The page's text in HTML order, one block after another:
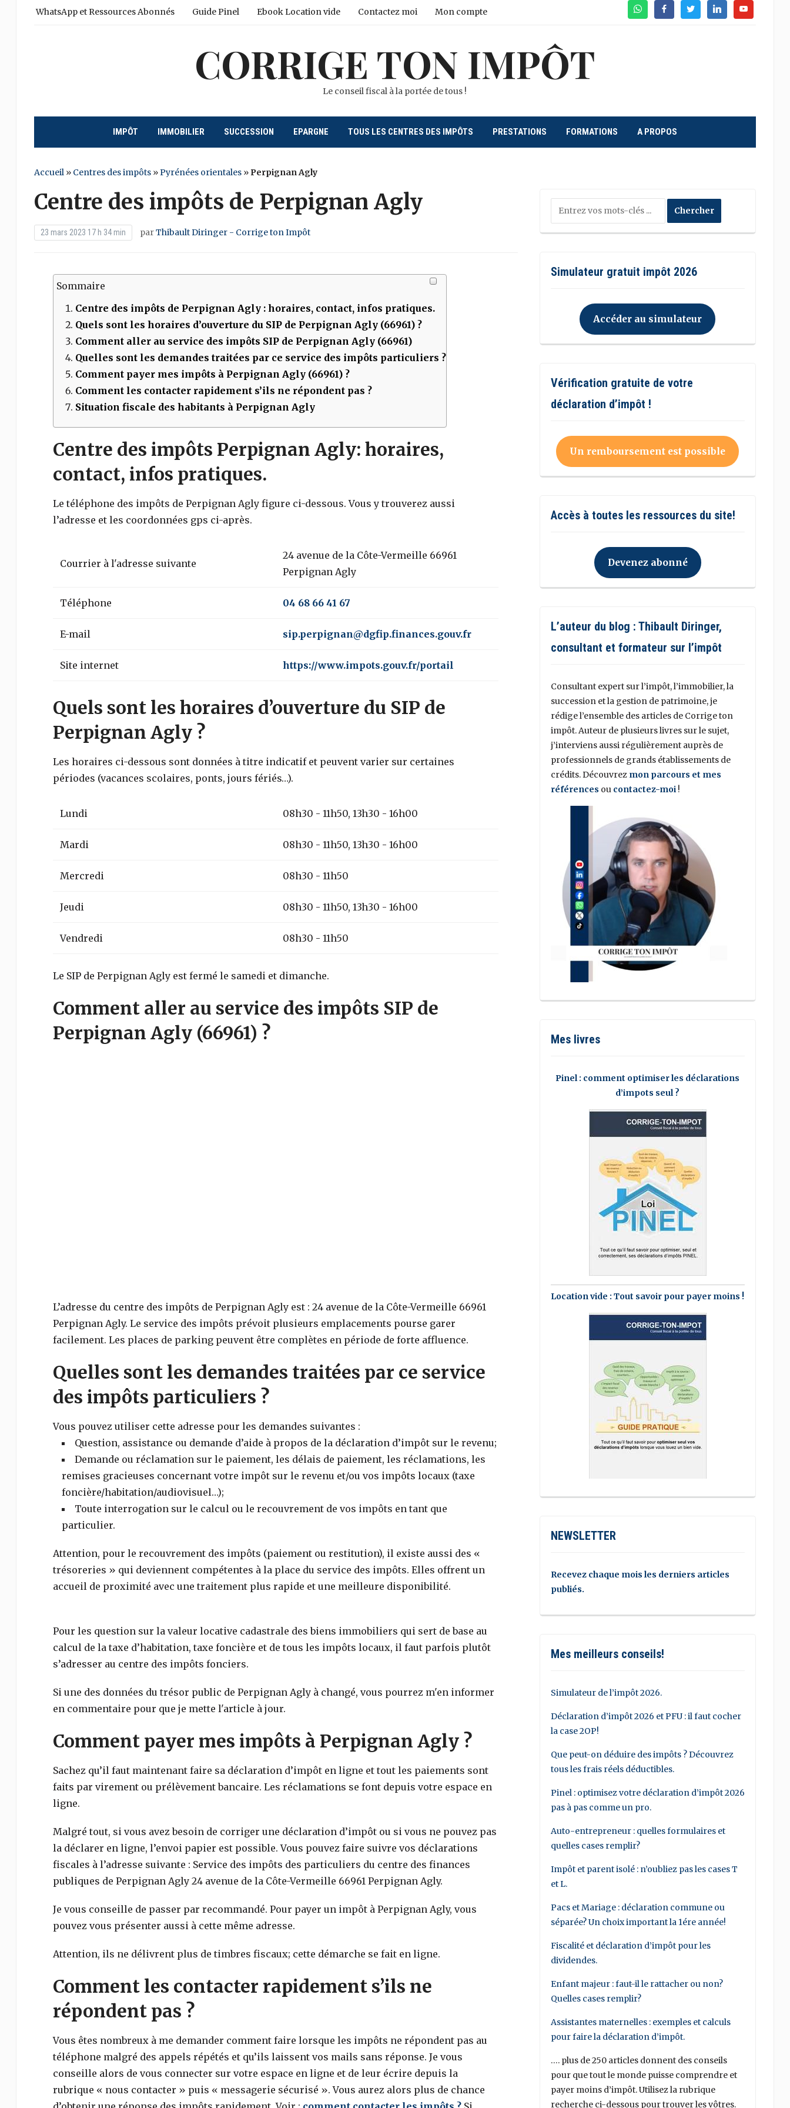
WhatsAppFacebookTwitterLinkedinYoutube
WhatsApp et Ressources Abonnés Guide Pinel Ebook Location vide Contactez moi Mon compte
CORRIGE TON IMPÔT
Le conseil fiscal à la portée de tous !
IMPÔT IMMOBILIER SUCCESSION EPARGNE TOUS LES CENTRES DES IMPÔTS PRESTATIONS FORMATIONS A PROPOS
Accueil» Centres des impôts»Pyrénées orientales» Perpignan Agly
Centre des impôts de Perpignan Agly
23 mars 2023 17 h 34 min parThibault Diringer - Corrige ton Impôt
Sommaire
Centre des impôts de Perpignan Agly: horaires, contact, infos pratiques.
Quels sont les horaires d’ouverture du SIP de Perpignan Agly (66961)?
Comment aller au service des impôts SIP de Perpignan Agly (66961)
Quelles sont les demandes traitées par ce service des impôts particuliers ?
Comment payer mes impôts à Perpignan Agly (66961)?
Comment les contacter rapidement s’ils ne répondent pas ?
Situation fiscale des habitants à Perpignan Agly
Centre des impôts Perpignan Agly: horaires,
contact, infos pratiques.
Le téléphone des impôts de Perpignan Agly figure ci-dessous. Vous y trouverez aussi
l’adresse et les coordonnées gps ci-après.
Courrier à l'adresse suivante
24 avenue de la Côte-Vermeille 66961
Perpignan Agly
Téléphone 04 68 66 41 67
E-mail sip.perpignan@dgfip.finances.gouv.fr
Site internet https://www.impots.gouv.fr/portail
Quels sont les horaires d’ouverture du SIP de
Perpignan Agly ?
Les horaires ci-dessous sont données à titre indicatif et peuvent varier sur certaines
périodes (vacances scolaires, ponts, jours fériés…).
Lundi 08h30 - 11h50, 13h30 - 16h00
Mardi 08h30 - 11h50, 13h30 - 16h00
Mercredi 08h30 - 11h50
Jeudi 08h30 - 11h50, 13h30 - 16h00
Vendredi 08h30 - 11h50
Le SIP de Perpignan Agly est fermé le samedi et dimanche.
Comment aller au service des impôts SIP de
Perpignan Agly (66961) ?
L’adresse du centre des impôts de Perpignan Agly est : 24 avenue de la Côte-Vermeille 66961
Perpignan Agly. Le service des impôts prévoit plusieurs emplacements pourse garer
facilement. Les places de parking peuvent être complètes en période de forte affluence.
Quelles sont les demandes traitées par ce service
des impôts particuliers ?
Vous pouvez utiliser cette adresse pour les demandes suivantes :
Question, assistance ou demande d’aide à propos de la déclaration d’impôt sur le revenu;
Demande ou réclamation sur le paiement, les délais de paiement, les réclamations, les
remises gracieuses concernant votre impôt sur le revenu et/ou vos impôts locaux (taxe
foncière/habitation/audiovisuel…);
Toute interrogation sur le calcul ou le recouvrement de vos impôts en tant que
particulier.
Attention, pour le recouvrement des impôts (paiement ou restitution), il existe aussi des «
trésoreries » qui deviennent compétentes à la place du service des impôts. Elles offrent un
accueil de proximité avec une traitement plus rapide et une meilleure disponibilité.
Pour les question sur la valeur locative cadastrale des biens immobiliers qui sert de base au
calcul de la taxe d’habitation, taxe foncière et de tous les impôts locaux, il faut parfois plutôt
s’adresser au centre des impôts fonciers.
Si une des données du trésor public de Perpignan Aglyà changé, vous pourrez m'en informer
en commentaire pour que je mette l'article à jour.
Comment payer mes impôts à Perpignan Agly ?
Sachez qu’il faut maintenant faire sa déclaration d’impôt en ligne et tout les paiements sont
faits par virement ou prélèvement bancaire. Les réclamations se font depuis votre espace en
ligne.
Malgré tout, si vous avez besoin de corriger une déclaration d’impôt ou si vous ne pouvez pas
la déclarer en ligne, l’envoi papier est possible. Vous pouvez faire suivre vos déclarations
fiscales à l’adresse suivante : Service des impôts des particuliers du centre des finances
publiques de Perpignan Agly 24 avenue de la Côte-Vermeille 66961 Perpignan Agly.
Je vous conseille de passer par recommandé. Pour payer un impôt à Perpignan Agly, vous
pouvez vous présenter aussi à cette même adresse.
Attention, ils ne délivrent plus de timbres fiscaux; cette démarche se fait en ligne.
Comment les contacter rapidement s’ils ne
répondent pas ?
Vous êtes nombreux à me demander comment faire lorsque les impôts ne répondent pas au
téléphone malgré des appels répétés et qu’ils laissent vos mails sans réponse. Je vous
conseille alors de vous connecter sur votre espace en ligne et de leur écrire depuis la
rubrique « nous contacter » puis « messagerie sécurisé ». Vous aurez alors plus de chance
Simulateur gratuit impôt 2026
Accéder au simulateur
Vérification gratuite de votre
déclaration d’impôt !
Un remboursement est possible
Accès à toutes les ressources du site!
Devenez abonné
L’auteur du blog : Thibault Diringer,
consultant et formateur sur l’impôt
Consultant expert sur l’impôt, l’immobilier, la
succession et la gestion de patrimoine, je
rédige l’ensemble des articles de Corrige ton
impôt. Auteur de plusieurs livres sur le sujet,
j’interviens aussi régulièrement auprès de
professionnels de grands établissements de
crédits. Découvrez mon parcours et mes
références ou contactez-moi!
Mes livres
Pinel : comment optimiser les déclarations
d’impots seul ?
Location vide : Tout savoir pour payer moins !
NEWSLETTER
Recevez chaque mois les derniers articles
publiés.
Mes meilleurs conseils!
Simulateur de l’impôt 2026.
Déclaration d’impôt 2026 et PFU : il faut cocher
la case 2OP!
Que peut-on déduire des impôts ? Découvrez
tous les frais réels déductibles.
Pinel : optimisez votre déclaration d’impôt 2026
pas à pas comme un pro.
Auto-entrepreneur : quelles formulaires et
quelles cases remplir?
Impôt et parent isolé : n’oubliez pas les cases T
et L.
Pacs et Mariage : déclaration commune ou
séparée? Un choix important la 1ére année!
Fiscalité et déclaration d’impôt pour les
dividendes.
Enfant majeur : faut-il le rattacher ou non?
Quelles cases remplir?
Assistantes maternelles : exemples et calculs
pour faire la déclaration d’impôt.
…. plus de 250 articles donnent des conseils
pour que tout le monde puisse comprendre et
payer moins d’impôt. Utilisez la rubrique
recherche ci-dessous pour trouver les vôtres.